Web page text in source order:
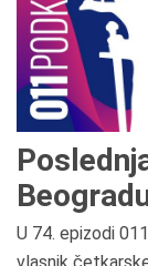
U 74. epizodi